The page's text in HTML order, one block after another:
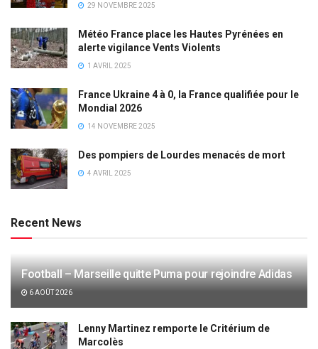
29 NOVEMBRE 2025
Météo France place les Hautes Pyrénées en
alerte vigilance Vents Violents
1 AVRIL 2025
France Ukraine 4 à 0, la France qualifiée pour le
Mondial 2026
14 NOVEMBRE 2025
Des pompiers de Lourdes menacés de mort
4 AVRIL 2025
Recent News
Football – Marseille quitte Puma pour rejoindre Adidas
6 AOÛT 2026
Lenny Martinez remporte le Critérium de
Marcolès